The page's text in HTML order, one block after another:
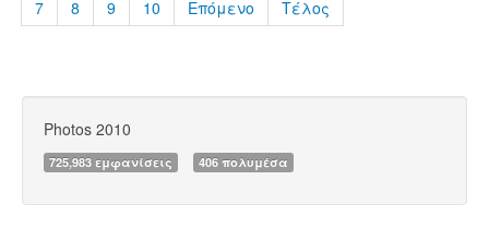
7 8 9 10 Επόμενο Τέλος
Photos 2010
725,983 εμφανίσεις 406 πολυμέσα